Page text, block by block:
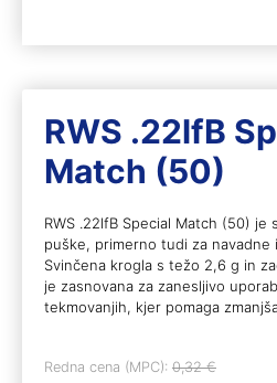
RWS .22lfB
Match (50)
RWS .22lfB Special Match (50)
puške, primerno tudi za
Svinčena krogla s težo 2,6 g in
je zasnovana za zanesljivo
tekmovanjih, kjer pomaga
Redna cena (MPC): 0,32€